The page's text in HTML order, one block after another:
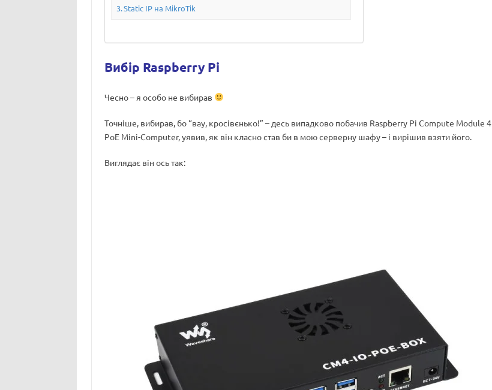
Static IP на MikroTik
Вибір Raspberry Pi
Чесно – я особо не вибирав
Точніше, вибирав, бо “вау, кросівєнько!” – десь випадково побачив Raspberry Pi Compute Module 4
PoE Mini-Computer, уявив, як він класно став би в мою серверну шафу – і вирішив взяти його.
Виглядає він ось так: